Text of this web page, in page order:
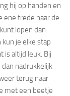
hij op handen en
ene trede naar de
lopen dan
je elke stap
is altijd leuk. Bij
nadrukkelijk
terug naar
met een beetje